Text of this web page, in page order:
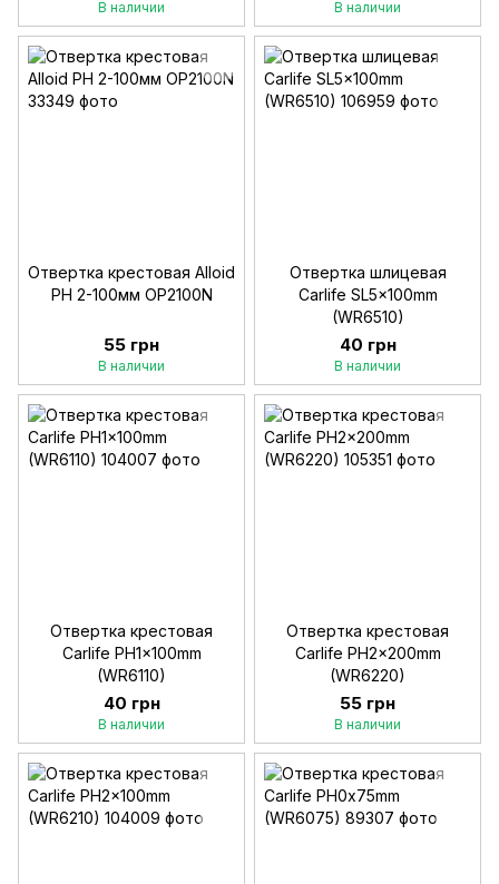
В наличии В наличии
Отвертка крестовая Alloid
PH 2-100мм OP2100N
55 грн
В наличии
Отвертка шлицевая
Carlife SL5x100mm
(WR6510)
40 грн
В наличии
Отвертка крестовая
Carlife PH1x100mm
(WR6110)
40 грн
В наличии
Отвертка крестовая
Carlife PH2x200mm
(WR6220)
55 грн
В наличии